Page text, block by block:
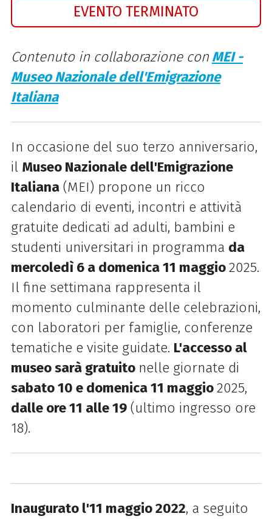
EVENTO TERMINATO
Contenuto in collaborazione conMEI -
Museo Nazionale dell'Emigrazione
Italiana
In occasione del suo terzo anniversario,
il Museo Nazionale dell'Emigrazione
Italiana(MEI) propone un ricco
calendario di eventi, incontri e attività
gratuite dedicati ad adulti, bambini e
studenti universitari in programma da
mercoledì 6 a domenica 11 maggio2025.
Il fine settimana rappresenta il
momento culminante delle celebrazioni,
con laboratori per famiglie, conferenze
tematiche e visite guidate. L'accesso al
museo sarà gratuito nelle giornate di
sabato 10 e domenica 11 maggio2025,
dalle ore 11 alle 19(ultimo ingresso ore
18).
Inaugurato l'11 maggio 2022, a seguito